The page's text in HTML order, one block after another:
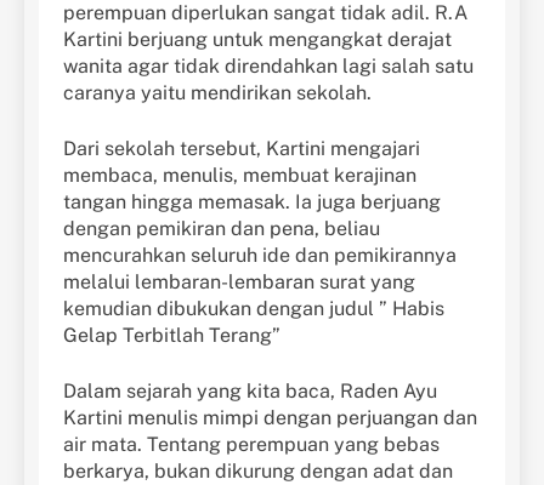
perempuan diperlukan sangat tidak adil. R.A
Kartini berjuang untuk mengangkat derajat
wanita agar tidak direndahkan lagi salah satu
caranya yaitu mendirikan sekolah.
Dari sekolah tersebut, Kartini mengajari
membaca, menulis, membuat kerajinan
tangan hingga memasak. Ia juga berjuang
dengan pemikiran dan pena, beliau
mencurahkan seluruh ide dan pemikirannya
melalui lembaran-lembaran surat yang
kemudian dibukukan dengan judul ” Habis
Gelap Terbitlah Terang”
Dalam sejarah yang kita baca, Raden Ayu
Kartini menulis mimpi dengan perjuangan dan
air mata. Tentang perempuan yang bebas
berkarya, bukan dikurung dengan adat dan